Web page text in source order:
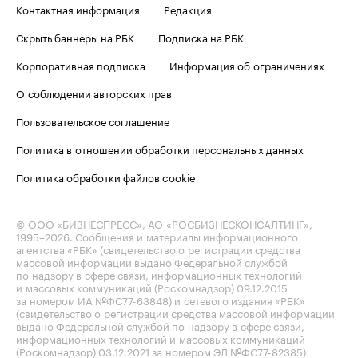
Контактная информация
Редакция
Скрыть баннеры на РБК
Подписка на РБК
Корпоративная подписка
Информация об ограничениях
О соблюдении авторских прав
Пользовательское соглашение
Политика в отношении обработки персональных данных
Политика обработки файлов cookie
© ООО «БИЗНЕСПРЕСС», АО «РОСБИЗНЕСКОНСАЛТИНГ»,
1995–2026. Сообщения и материалы информационного
агентства «РБК» (свидетельство о регистрации средства
массовой информации выдано Федеральной службой
по надзору в сфере связи, информационных технологий
и массовых коммуникаций (Роскомнадзор) 09.12.2015
за номером ИА №ФС77-63848) и сетевого издания «РБК»
(свидетельство о регистрации средства массовой информации
выдано Федеральной службой по надзору в сфере связи,
информационных технологий и массовых коммуникаций
(Роскомнадзор) 03.12.2021 за номером ЭЛ №ФС77-82385)